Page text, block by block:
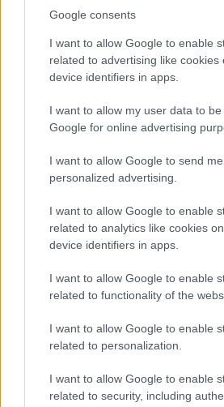
Google consents
I want to allow Google to enable
related to advertising like cookies
device identifiers in apps.
I want to allow my user data to
Google for online advertising
I want to allow Google to send me
personalized advertising.
I want to allow Google to enable
related to analytics like cookies
device identifiers in apps.
I want to allow Google to enable
related to functionality of the
I want to allow Google to enable
related to personalization.
I want to allow Google to enable
related to security, including
EGY VÁLOGATOTT
MAGYAR KUTATÓ FEDEZTE
A bejegyzés trackback címe:
https://kulturpart.hu/api/
A hozzászólások avonatkozó jogszabályok
minősülnek, értük aszolgáltatás technikai